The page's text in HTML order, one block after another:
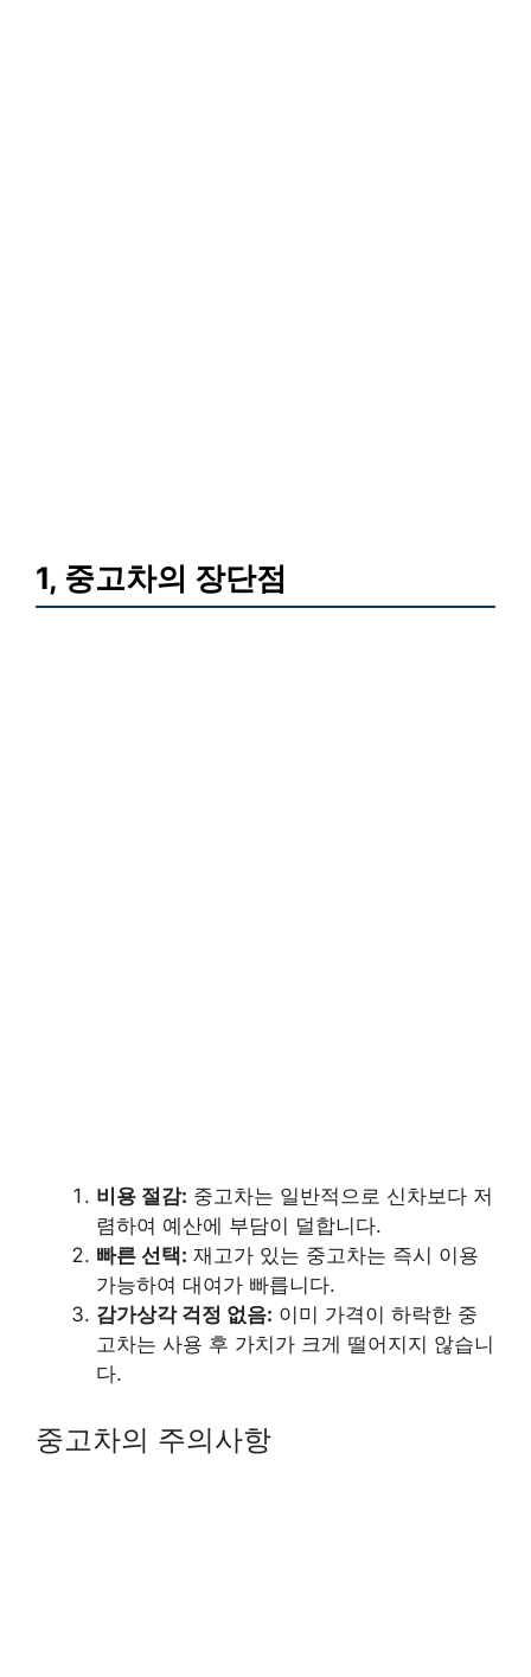
1, 중고차의 장단점
비용 절감: 중고차는 일반적으로 신차보다 저
렴하여 예산에 부담이 덜합니다.
빠른 선택: 재고가 있는 중고차는 즉시 이용
가능하여 대여가 빠릅니다.
감가상각 걱정 없음: 이미 가격이 하락한 중
고차는 사용 후 가치가 크게 떨어지지 않습니
다.
중고차의 주의사항